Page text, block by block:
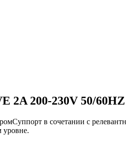
2A 200-230V 50/
в сочетании с